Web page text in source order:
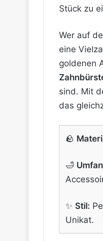
Stück zu
Wer auf
eine
goldenen
sind. Mit
das
🪨
🛁
✨ Stil:
Unikat.